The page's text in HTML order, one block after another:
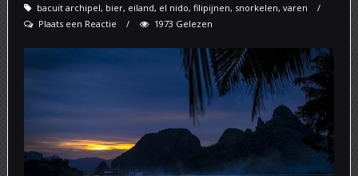
on
bacuit archipel, bier, eiland, el nido, filipijnen, snorkelen, varen
Plaats een Reactie
1973 Gelezen